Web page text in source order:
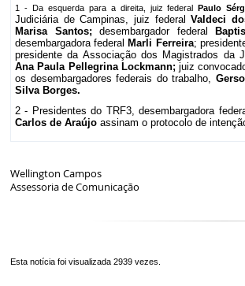
1 - Da esquerda para a direita, juiz federalPaulo
Judiciária de Campinas, juiz federalValdeci
Marisa Santos;desembargador federal
desembargadora federal Marli Ferreira;
presidente da Associação dos Magistrados da
Ana Paula Pellegrina Lockmann;juiz
os desembargadores federais do trabalho,
Silva Borges.
2 - Presidentes do TRF3, desembargadora
Carlos de Araújo assinam o protocolo de
Wellington Campos
Assessoria de Comunicação
Esta notícia foi visualizada 2939 vezes.